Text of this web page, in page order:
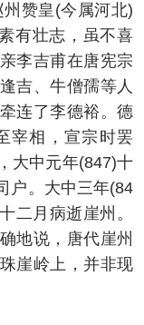
赞皇(今属河北)
有壮志，虽不喜
李吉甫在唐宪宗
吉、牛僧孺等人
连了李德裕。德
宰相，宣宗时罢
大中元年(847)十
户。大中三年(84
二月病逝崖州。
地说，唐代崖州
崖岭上，并非现